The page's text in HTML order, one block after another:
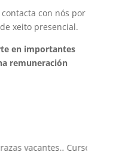
con nós por
xeito presencial.
en importantes
remuneración
vacantes.. Curso 2026-